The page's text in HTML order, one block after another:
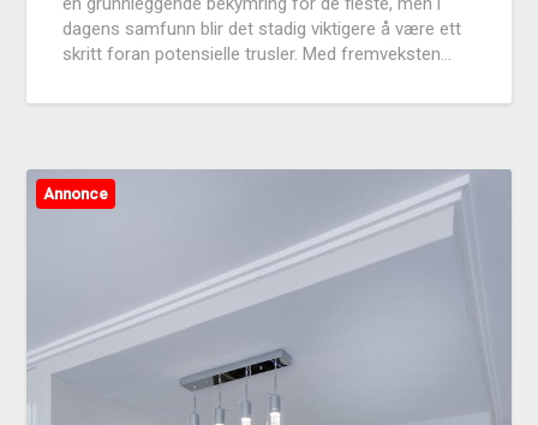
dagens samfunn blir det stadig viktigere å være ett
skritt foran potensielle trusler. Med fremveksten…
Annonce